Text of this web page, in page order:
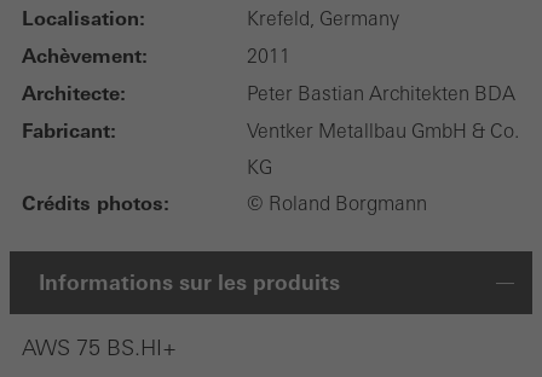
Localisation: Krefeld, Germany
Achèvement: 2011
Architecte: Peter Bastian Architekten BDA
Fabricant:
Ventker Metallbau GmbH & Co.
KG
Crédits photos: © Roland Borgmann
Informations sur les produits
AWS 75 BS.HI+